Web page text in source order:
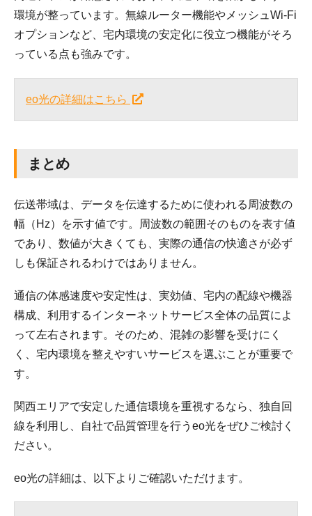
環境が整っています。無線ルーター機能やメッシュWi-Fi
オプションなど、宅内環境の安定化に役立つ機能がそろ
っている点も強みです。
eo光の詳細はこちら
まとめ
伝送帯域は、データを伝達するために使われる周波数の
幅（Hz）を示す値です。周波数の範囲そのものを表す値
であり、数値が大きくても、実際の通信の快適さが必ず
しも保証されるわけではありません。
通信の体感速度や安定性は、実効値、宅内の配線や機器
構成、利用するインターネットサービス全体の品質によ
って左右されます。そのため、混雑の影響を受けにく
く、宅内環境を整えやすいサービスを選ぶことが重要で
す。
関西エリアで安定した通信環境を重視するなら、独自回
線を利用し、自社で品質管理を行うeo光をぜひご検討く
ださい。
eo光の詳細は、以下よりご確認いただけます。